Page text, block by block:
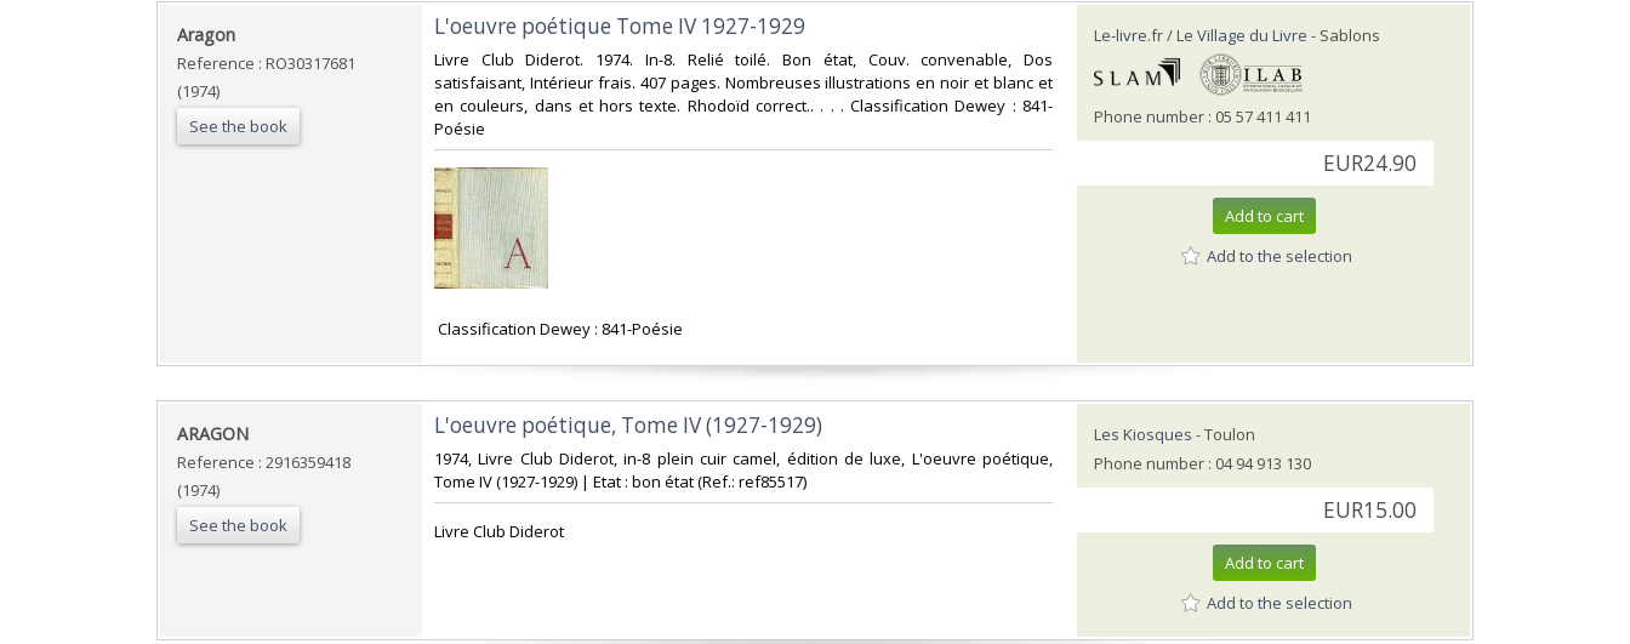
‎Aragon‎
Reference : RO30317681
(1974)
See the book
‎L'oeuvre poétique Tome IV 1927-1929‎
‎Livre Club Diderot. 1974. In-8. Relié toilé. Bon état, Couv. convenable, Dos
satisfaisant, Intérieur frais. 407 pages. Nombreuses illustrations en noir et blanc et
en couleurs, dans et hors texte. Rhodoïd correct.. . . . Classification Dewey : 841-
Poésie‎
‎ Classification Dewey : 841-Poésie‎
Le-livre.fr / Le Village du Livre - Sablons
Phone number : 05 57 411 411
EUR24.90
Add to cart
Add to the selection
‎ARAGON‎
Reference : 2916359418
(1974)
See the book
‎L'oeuvre poétique, Tome IV (1927-1929)‎
‎1974, Livre Club Diderot, in-8 plein cuir camel, édition de luxe, L'oeuvre poétique,
Tome IV (1927-1929) | Etat : bon état (Ref.: ref85517)‎
‎Livre Club Diderot‎
Les Kiosques - Toulon
Phone number : 04 94 913 130
EUR15.00
Add to cart
Add to the selection